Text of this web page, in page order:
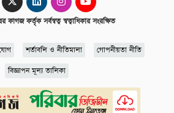
কাগজ কর্তৃক সর্বস্বত্ব স্বত্বাধিকার সংরক্ষিত
শর্তাবলি ও নীতিমালা গোপনীয়তা নীতি
বিজ্ঞাপন মূল্য তালিকা